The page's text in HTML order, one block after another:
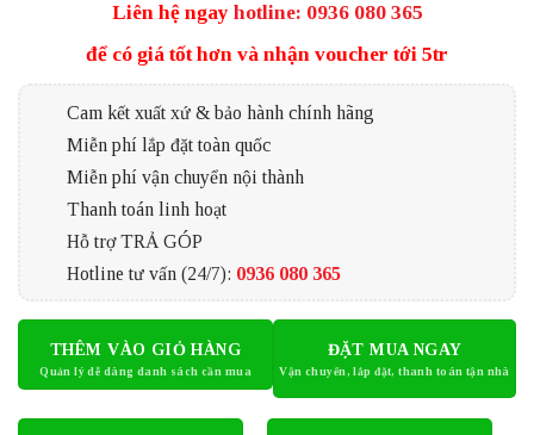
Liên hệ ngay hotline: 0936 080 365
để có giá tốt hơn và nhận voucher tới 5tr
Cam kết xuất xứ & bảo hành chính hãng
Miễn phí lắp đặt toàn quốc
Miễn phí vận chuyển nội thành
Thanh toán linh hoạt
Hỗ trợ TRẢ GÓP
Hotline tư vấn (24/7): 0936 080 365
THÊM VÀO GIỎ HÀNG ĐẶT MUA NGAY